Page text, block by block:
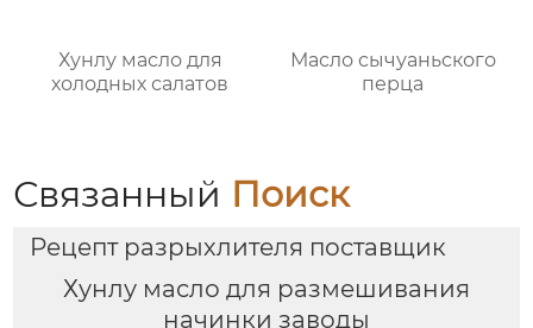
Хунлу масло для
холодных салатов
Масло сычуаньского
перца
Связанный Поиск
Рецепт разрыхлителя поставщик
Хунлу масло для размешивания
начинки заводы